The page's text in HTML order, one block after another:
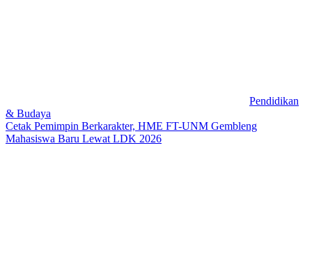
Pendidikan
& Budaya
Cetak Pemimpin Berkarakter, HME FT-UNM Gembleng
Mahasiswa Baru Lewat LDK 2026